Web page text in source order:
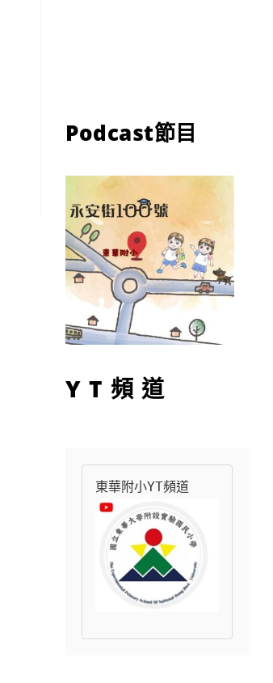
Podcast節目
YT頻道
東華附小YT頻道